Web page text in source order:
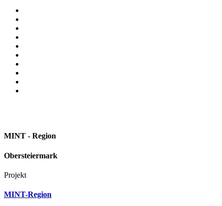
MINT - Region
Obersteiermark
Projekt
MINT-Region